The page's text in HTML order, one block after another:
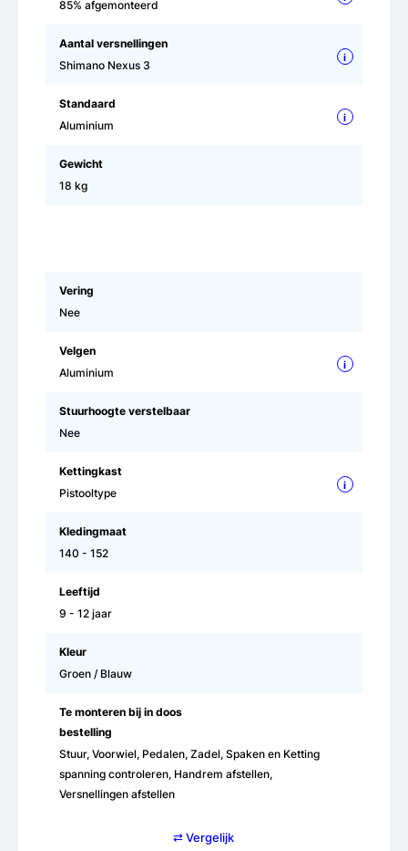
85% afgemonteerd
Aantal versnellingen
Shimano Nexus 3
i
Standaard
Aluminium
i
Gewicht
18 kg
Vering
Nee
Velgen
Aluminium
i
Stuurhoogte verstelbaar
Nee
Kettingkast
Pistooltype
i
Kledingmaat
140 - 152
Leeftijd
9 - 12 jaar
Kleur
Groen / Blauw
Te monteren bij in doos
bestelling
Stuur, Voorwiel, Pedalen, Zadel, Spaken en Ketting
spanning controleren, Handrem afstellen,
Versnellingen afstellen
⇄ Vergelijk